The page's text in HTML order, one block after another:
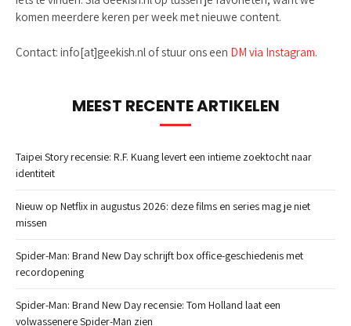
komen meerdere keren per week met nieuwe content.
Contact: info[at]geekish.nl of stuur ons een DM via Instagram.
MEEST RECENTE ARTIKELEN
Taipei Story recensie: R.F. Kuang levert een intieme zoektocht naar
identiteit
Nieuw op Netflix in augustus 2026: deze films en series mag je niet
missen
Spider-Man: Brand New Day schrijft box office-geschiedenis met
recordopening
Spider-Man: Brand New Day recensie: Tom Holland laat een
volwassenere Spider-Man zien